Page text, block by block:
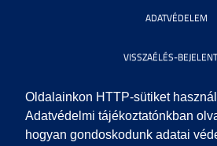
Oldalainkon HTTP-sütiket
Adatvédelmi tájékoztatónkban
hogyan gondoskodunk adatai
ADATVÉDELEM
VISSZAÉLÉS-
KÖZÉRDEKŰ
IMPRESSZUM